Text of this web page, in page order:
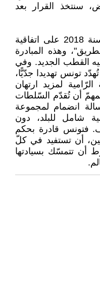
سنتخذ القرار بعد
في هذا السياق، أمضت تونس سنة 2018 على اتفاقية
وهذه المبادرة
القطب الجديد. وفي
تونس تهديدا جدّيًّا،
لمزيد ارتهان
أن تُقدّم السّلطات
انضمام لمجموعة
شامل للبلد، دون
فتونس قادرة بحكم
أن تستفيد في كلّ
أن تتمسّك بسيادتها